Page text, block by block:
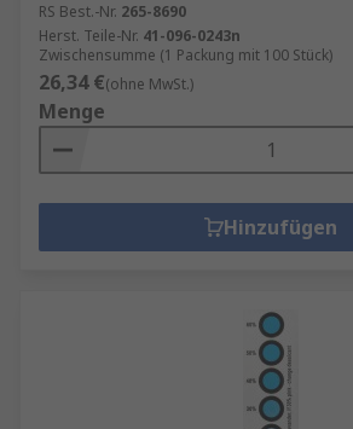
RS Best.-Nr. 265-8690
Herst. Teile-Nr. 41-096-0243n
Zwischensumme (1 Packung mit 100 Stück)
26,34 €(ohne MwSt.)
Menge
Hinzufügen